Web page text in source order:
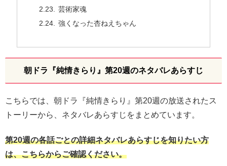
芸術家魂
強くなった杏ねえちゃん
朝ドラ『純情きらり』第20週のネタバレあらすじ
こちらでは、朝ドラ『純情きらり』第20週の放送されたス
トーリーから、ネタバレあらすじをまとめています。
第20週の各話ごとの詳細ネタバレあらすじを知りたい方
は、こちらからご確認ください。